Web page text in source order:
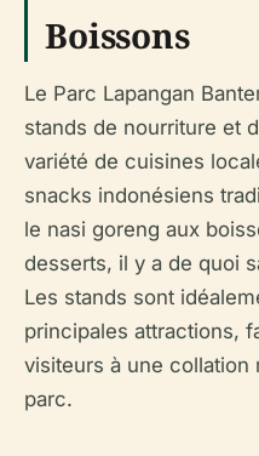
Boissons
Le Parc Lapangan
stands de nourriture et
variété de cuisines
snacks indonésiens
le nasi goreng aux
desserts, il y a de quoi
Les stands sont
principales attractions,
visiteurs à une collation
parc.